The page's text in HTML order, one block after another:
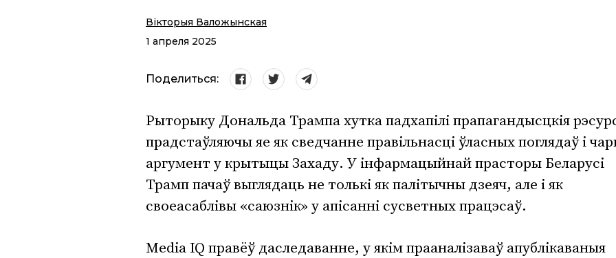
Вікторыя Валожынская
1 апреля 2025
Поделиться:
Рыторыку Дональда Трампа хутка падхапілі прапагандысцкія
прадстаўляючы яе як сведчанне правільнасці ўласных поглядаў і
аргумент у крытыцы Захаду. У інфармацыйнай прасторы Беларусі
Трамп пачаў выглядаць не толькі як палітычны дзеяч, але і як
своеасаблівы «саюзнік» у апісанні сусветных працэсаў.
Media IQ правёў даследаванне, у якім прааналізаваў апублікаваныя